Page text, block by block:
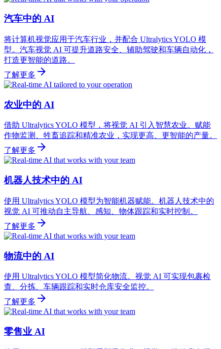
汽车中的 AI
将计算机视觉应用于汽车行业，并配合 Ultralytics YOLO 模
型。汽车视觉 AI 可提升道路安全、辅助驾驶和车辆自动化，
打造更智能的道路。
了解更多
农业中的 AI
借助 Ultralytics YOLO 模型，将视觉 AI 引入智慧农业。赋能
作物监测、牲畜追踪和精准农业，实现更高、更智能的产量。
了解更多
机器人技术中的 AI
使用 Ultralytics YOLO 模型为智能机器赋能。机器人技术中的
视觉 AI 可推动自主导航、感知、物体跟踪和实时控制。
了解更多
物流中的 AI
使用 Ultralytics YOLO 模型简化物流。视觉 AI 可实现包裹检
查、分拣、车辆跟踪和实时仓库安全监控。
了解更多
零售业 AI